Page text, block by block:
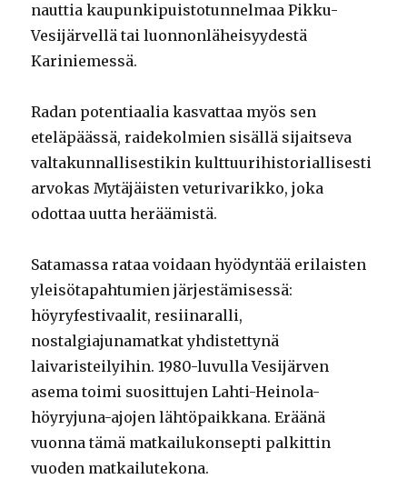
nauttia kaupunkipuistotunnelmaa Pikku-
Vesijärvellä tai luonnonläheisyydestä
Kariniemessä.
Radan potentiaalia kasvattaa myös sen
eteläpäässä, raidekolmien sisällä sijaitseva
valtakunnallisestikin kulttuurihistoriallisesti
arvokas Mytäjäisten veturivarikko, joka
odottaa uutta heräämistä.
Satamassa rataa voidaan hyödyntää erilaisten
yleisötapahtumien järjestämisessä:
höyryfestivaalit, resiinaralli,
nostalgiajunamatkat yhdistettynä
laivaristeilyihin. 1980-luvulla Vesijärven
asema toimi suosittujen Lahti-Heinola-
höyryjuna-ajojen lähtöpaikkana. Eräänä
vuonna tämä matkailukonsepti palkittin
vuoden matkailutekona.